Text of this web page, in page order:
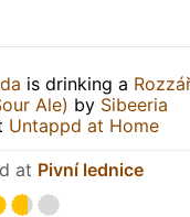
is drinking a
Ale) by Sibeeria
Untappd at Home
at Pivní lednice